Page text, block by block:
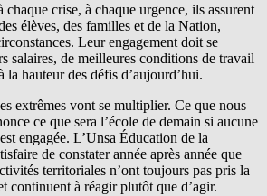
chaque crise, à chaque urgence, ils assurent
élèves, des familles et de la Nation,
Leur engagement doit se
salaires, de meilleures conditions de travail
la hauteur des défis d’aujourd’hui.
extrêmes vont se multiplier. Ce que nous
ce que sera l’école de demain si aucune
engagée. L’Unsa Éducation de la
de constater année après année que
territoriales n’ont toujours pas pris la
continuent à réagir plutôt que d’agir.